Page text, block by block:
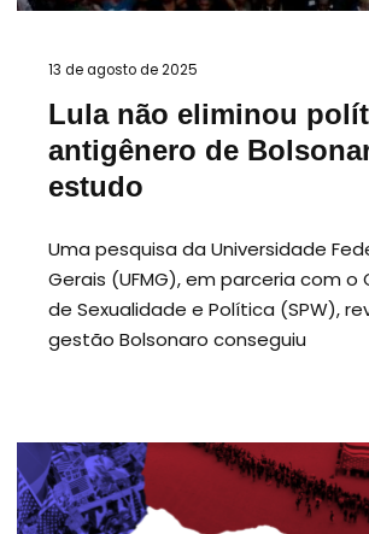
13 de agosto de 2025
Lula não eliminou
antigênero de
estudo
Uma pesquisa da Universidade
Gerais (UFMG), em parceria com o
de Sexualidade e Política (SPW),
gestão Bolsonaro conseguiu